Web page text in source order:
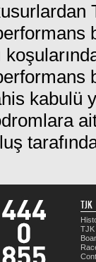
kabulü
TJK
TJK